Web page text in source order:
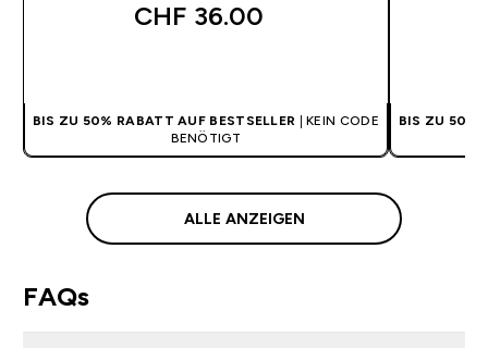
CHF 36.00‎
BIS ZU 50% RABATT AUF BESTSELLER | KEIN CODE
BENÖTIGT
BIS ZU 50%
ALLE ANZEIGEN
FAQs